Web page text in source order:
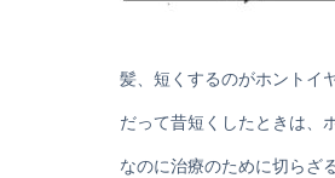
髪、短くするのがホントイ
だって昔短くしたときは、
なのに治療のために切らざ